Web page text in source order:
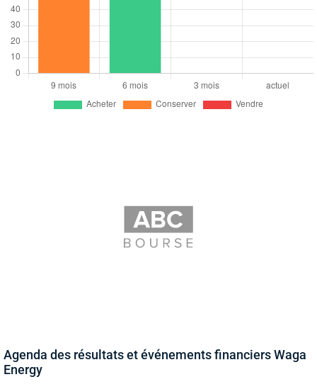
Agenda des résultats et événements financiers Waga
Energy